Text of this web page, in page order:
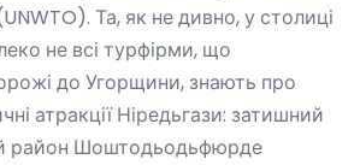
Та, як не дивно, у столиці
не всі турфірми, що
до Угорщини, знають про
атракції Ніредьгази: затишний
район Шоштодьодьфюрде